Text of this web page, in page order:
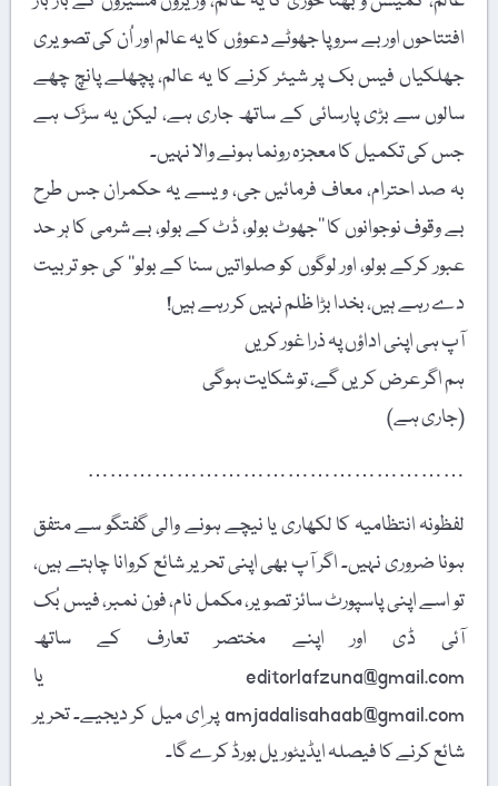
افتتاحوں اور بے سرو پا جھوٹے دعوؤں کا یہ عالم اور اُن کی تصویری
جھلکیاں فیس بک پر شیئر کرنے کا یہ عالم، پچھلے پانچ چھے
سالوں سے بڑی پارسائی کے ساتھ جاری ہے، لیکن یہ سڑک ہے
جس کی تکمیل کا معجزہ رونما ہونے والا نہیں۔
بہ صد احترام، معاف فرمائیں جی، ویسے یہ حکمران جس طرح
بے وقوف نوجوانوں کا ’’جھوٹ بولو، ڈٹ کے بولو، بے شرمی کا ہر حد
عبور کرکے بولو، اور لوگوں کو صلواتیں سنا کے بولو‘‘ کی جو تربیت
دے رہے ہیں، بخدا بڑا ظلم نہیں کر رہے ہیں!
آپ ہی اپنی اداؤں پہ ذرا غور کر یں
ہم اگر عرض کریں گے، تو شکایت ہوگی
(جاری ہے)
……………………………………………
لفظونہ انتظامیہ کا لکھاری یا نیچے ہونے والی گفتگو سے متفق
ہونا ضروری نہیں۔ اگر آپ بھی اپنی تحریر شائع کروانا چاہتے ہیں،
تو اسے اپنی پاسپورٹ سائز تصویر، مکمل نام، فون نمبر، فیس بُک
آئی ڈی اور اپنے مختصر تعارف کے ساتھ
editorlafzuna@gmail.com یا
amjadalisahaab@gmail.com پر اِی میل کر دیجیے۔ تحریر
شائع کرنے کا فیصلہ ایڈیٹوریل بورڈ کرے گا۔